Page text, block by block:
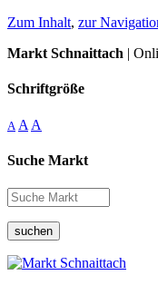
Zum Inhalt, zur
Markt Schnaittach |
Schriftgröße
A A A
Suche Markt
suchen